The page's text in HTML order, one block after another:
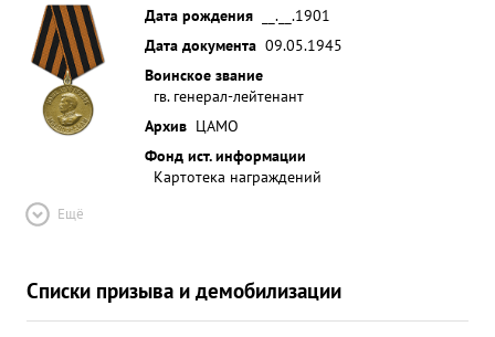
Дата рождения
__.__.1901
Дата документа 09.05.1945
Воинское звание
гв. генерал-лейтенант
Архив ЦАМО
Фонд ист. информации
Картотека награждений
Ещё
Списки призыва и демобилизации